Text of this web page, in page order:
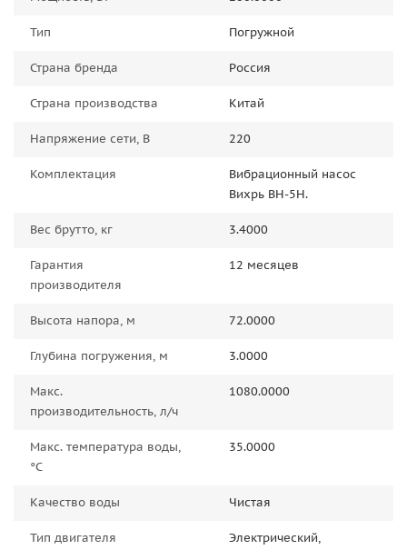
Тип Погружной
Страна бренда Россия
Страна производства Китай
Напряжение сети, В 220
Комплектация
Вибрационный насос
Вихрь ВН-5Н.
Вес брутто, кг 3.4000
Гарантия
производителя
12 месяцев
Высота напора, м 72.0000
Глубина погружения, м 3.0000
Макс.
производительность, л/ч
1080.0000
Макс. температура воды,
°C
35.0000
Качество воды Чистая
Тип двигателя Электрический,